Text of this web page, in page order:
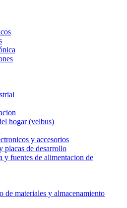
hogar (velbus)
y accesorios
placas de desarrollo
y fuentes de alimentacion de
de materiales y almacenamiento